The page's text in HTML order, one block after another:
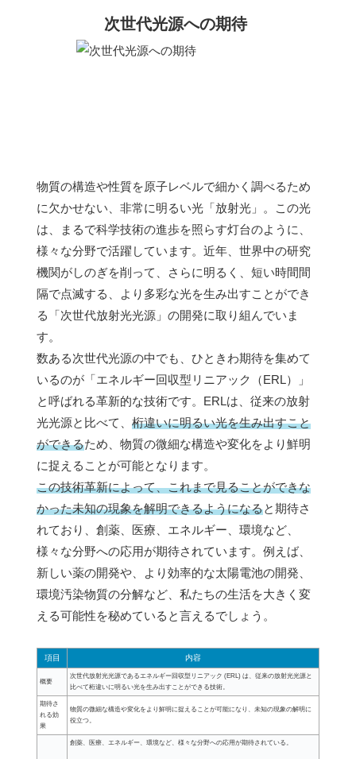
次世代光源への期待
物質の構造や性質を原子レベルで細かく調べるため
に欠かせない、非常に明るい光「放射光」。この光
は、まるで科学技術の進歩を照らす灯台のように、
様々な分野で活躍しています。近年、世界中の研究
機関がしのぎを削って、さらに明るく、短い時間間
隔で点滅する、より多彩な光を生み出すことができ
る「次世代放射光光源」の開発に取り組んでいま
す。
数ある次世代光源の中でも、ひときわ期待を集めて
いるのが「エネルギー回収型リニアック（ERL）」
と呼ばれる革新的な技術です。ERLは、従来の放射
光光源と比べて、 桁違いに明るい光を生み出すこと
ができるため、物質の微細な構造や変化をより鮮明
に捉えることが可能となります。
この技術革新によって、これまで見ることができな
かった未知の現象を解明できるようになると期待さ
れており、創薬、医療、エネルギー、環境など、
様々な分野への応用が期待されています。例えば、
新しい薬の開発や、より効率的な太陽電池の開発、
環境汚染物質の分解など、私たちの生活を大きく変
える可能性を秘めていると言えるでしょう。
項目 内容
概要
次世代放射光光源であるエネルギー回収型リニアック (ERL) は、従来の放射光光源と
比べて桁違いに明るい光を生み出すことができる技術。
期待さ
れる効
果
物質の微細な構造や変化をより鮮明に捉えることが可能になり、未知の現象の解明に
役立つ。
創薬、医療、エネルギー、環境など、様々な分野への応用が期待されている。